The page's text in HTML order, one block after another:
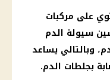
على مركبات
سيولة الدم
وبالتالي يساعد
بجلطات الدم.